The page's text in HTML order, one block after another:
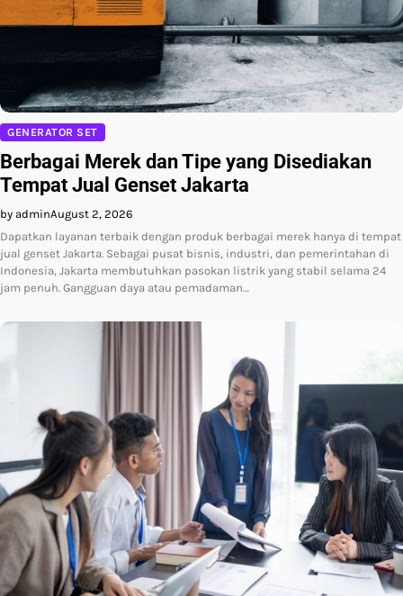
GENERATOR SET
Berbagai Merek dan Tipe yang Disediakan
Tempat Jual Genset Jakarta
by adminAugust 2, 2026
Dapatkan layanan terbaik dengan produk berbagai merek hanya di tempat
jual genset Jakarta. Sebagai pusat bisnis, industri, dan pemerintahan di
Indonesia, Jakarta membutuhkan pasokan listrik yang stabil selama 24
jam penuh. Gangguan daya atau pemadaman…